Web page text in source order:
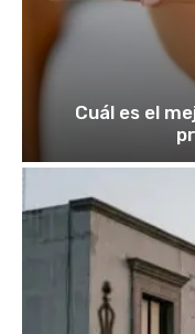
Cuál es el